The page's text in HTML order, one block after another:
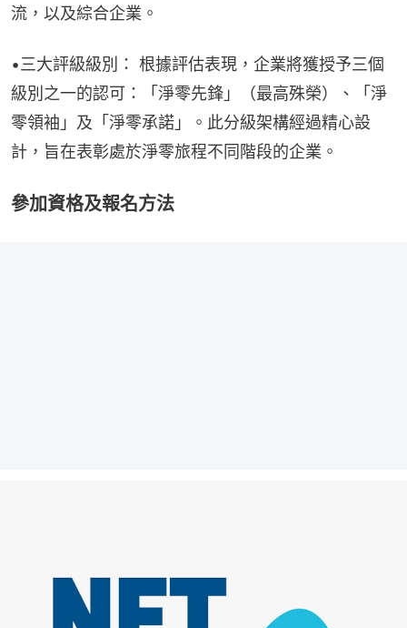
流，以及綜合企業。
•三大評級級別： 根據評估表現，企業將獲授予三個
級別之一的認可：「淨零先鋒」（最高殊榮）、「淨
零領袖」及「淨零承諾」。此分級架構經過精心設
計，旨在表彰處於淨零旅程不同階段的企業。
參加資格及報名方法